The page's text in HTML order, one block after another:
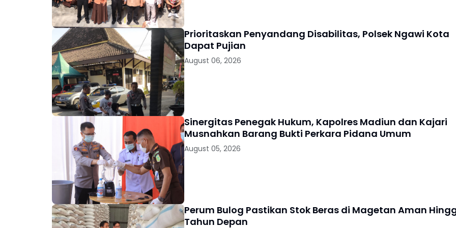
Prioritaskan Penyandang Disabilitas, Polsek Ngawi Kota
Dapat Pujian
August 06, 2026
Sinergitas Penegak Hukum, Kapolres Madiun dan Kajari
Musnahkan Barang Bukti Perkara Pidana Umum
August 05, 2026
Perum Bulog Pastikan Stok Beras di Magetan Aman
Tahun Depan